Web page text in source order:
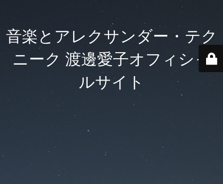
音楽とアレクサンダー・テク
ニーク 渡邊愛子オフィシャ
ルサイト